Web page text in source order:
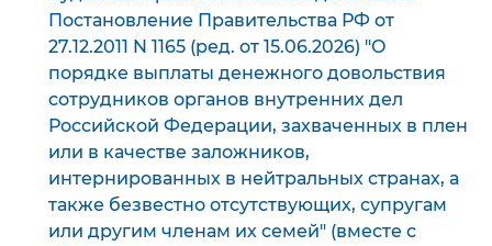
Постановление Правительства РФ от
27.12.2011 N 1165 (ред. от 15.06.2026) "О
порядке выплаты денежного довольствия
сотрудников органов внутренних дел
Российской Федерации, захваченных в плен
или в качестве заложников,
интернированных в нейтральных странах, а
также безвестно отсутствующих, супругам
или другим членам их семей" (вместе с